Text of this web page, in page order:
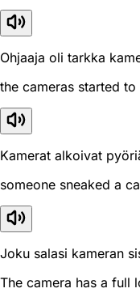
Ohjaaja oli tarkka
the cameras started to
Kamerat alkoivat
someone sneaked a
Joku salasi kameran
The camera has a full